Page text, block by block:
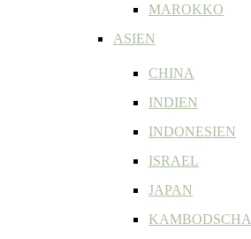
MAROKKO
ASIEN
CHINA
INDIEN
INDONESIEN
ISRAEL
JAPAN
KAMBODSCHA